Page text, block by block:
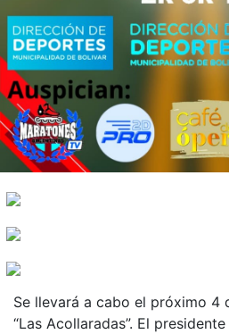
Se llevará a cabo el próximo 4
“Las Acollaradas”. El